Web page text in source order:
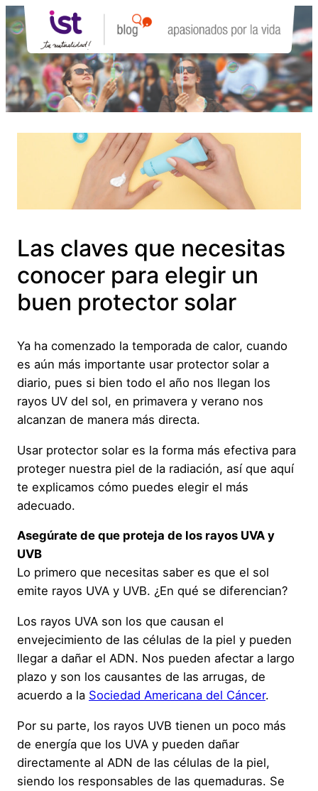
Saltar
al
contenido
Las claves que necesitas
conocer para elegir un
buen protector solar
Ya ha comenzado la temporada de calor, cuando
es aún más importante usar protector solar a
diario, pues si bien todo el año nos llegan los
rayos UV del sol, en primavera y verano nos
alcanzan de manera más directa.
Usar protector solar es la forma más efectiva para
proteger nuestra piel de la radiación, así que aquí
te explicamos cómo puedes elegir el más
adecuado.
Asegúrate de que proteja de los rayos UVA y
UVB
Lo primero que necesitas saber es que el sol
emite rayos UVA y UVB. ¿En qué se diferencian?
Los rayos UVA son los que causan el
envejecimiento de las células de la piel y pueden
llegar a dañar el ADN. Nos pueden afectar a largo
plazo y son los causantes de las arrugas, de
acuerdo a la Sociedad Americana del Cáncer.
Por su parte, los rayos UVB tienen un poco más
de energía que los UVA y pueden dañar
directamente al ADN de las células de la piel,
siendo los responsables de las quemaduras. Se